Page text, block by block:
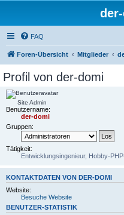
FAQ
Foren-Übersicht Mitglieder
Profil von der-domi
Site Admin
Benutzername:
der-domi
Gruppen:
Tätigkeit:
Entwicklungsingenieur, Hobby-
KONTAKTDATEN VON DER-DOMI
Website:
Besuche Website
BENUTZER-STATISTIK